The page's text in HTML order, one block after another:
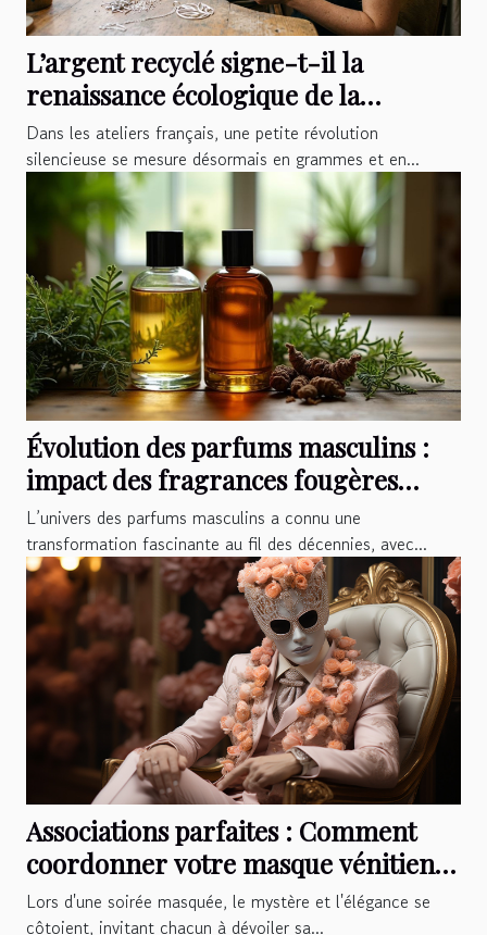
L’argent recyclé signe-t-il la
renaissance écologique de la
joaillerie française ?
Dans les ateliers français, une petite révolution
silencieuse se mesure désormais en grammes et en...
Évolution des parfums masculins :
impact des fragrances fougères
aromatiques
L’univers des parfums masculins a connu une
transformation fascinante au fil des décennies, avec...
Associations parfaites : Comment
coordonner votre masque vénitien
avec votre tenue
Lors d'une soirée masquée, le mystère et l'élégance se
côtoient, invitant chacun à dévoiler sa...